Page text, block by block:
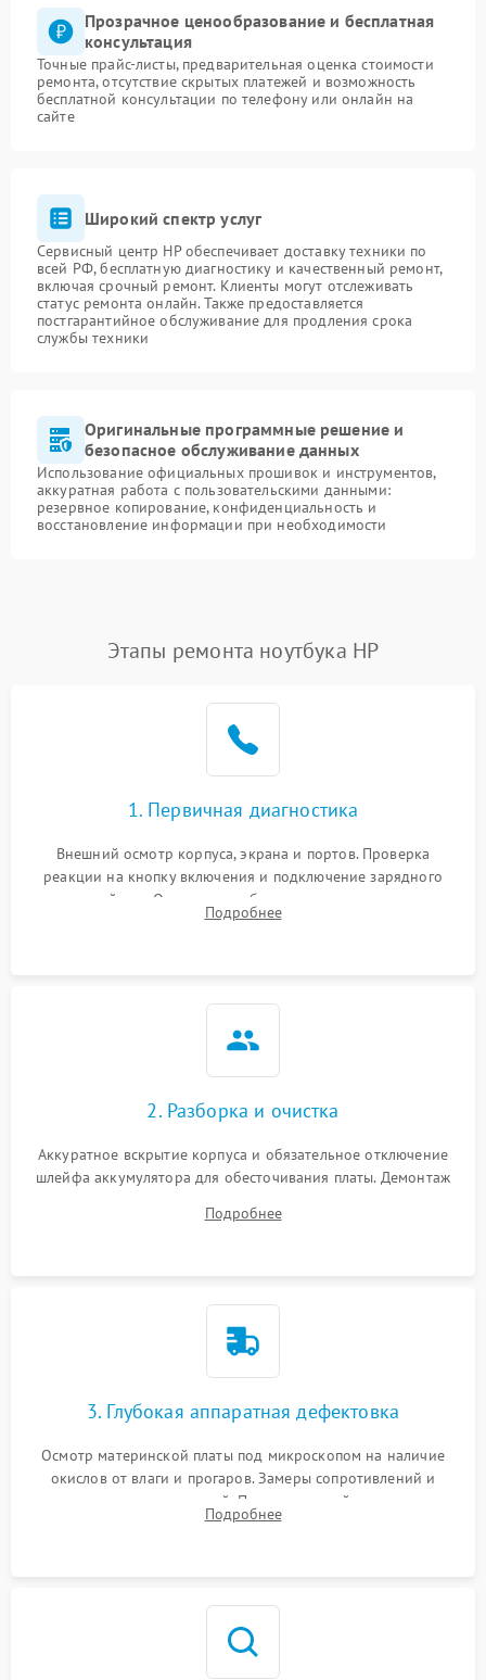
Прозрачное ценообразование и бесплатная
консультация
Точные прайс-листы, предварительная оценка стоимости
ремонта, отсутствие скрытых платежей и возможность
бесплатной консультации по телефону или онлайн на
сайте
Широкий спектр услуг
Сервисный центр HP обеспечивает доставку техники по
всей РФ, бесплатную диагностику и качественный ремонт,
включая срочный ремонт. Клиенты могут отслеживать
статус ремонта онлайн. Также предоставляется
постгарантийное обслуживание для продления срока
службы техники
Оригинальные программные решение и
безопасное обслуживание данных
Использование официальных прошивок и инструментов,
аккуратная работа с пользовательскими данными:
резервное копирование, конфиденциальность и
восстановление информации при необходимости
Этапы ремонта ноутбука HP
1. Первичная диагностика
Внешний осмотр корпуса, экрана и портов. Проверка
реакции на кнопку включения и подключение зарядного
устройства. Оценка потребления тока с помощью
лабораторного блока питания для локализации проблемы.
Подробнее
2. Разборка и очистка
Аккуратное вскрытие корпуса и обязательное отключение
шлейфа аккумулятора для обесточивания платы. Демонтаж
высохшей термопасты с кристаллов чипов.
Подробнее
3. Глубокая аппаратная дефектовка
Осмотр материнской платы под микроскопом на наличие
окислов от влаги и прогаров. Замеры сопротивлений и
дежурных напряжений. Проверка цепей питания,
мультиконтроллера, процессора и видеочипа.
Подробнее